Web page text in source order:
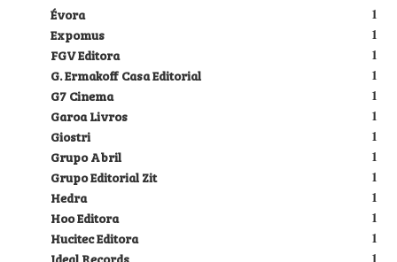
1
Évora
1
Expomus
1
FGV Editora
1
G. Ermakoff Casa Editorial
1
G7 Cinema
1
Garoa Livros
1
Giostri
1
Grupo Abril
1
Grupo Editorial Zit
1
Hedra
1
Hoo Editora
1
Hucitec Editora